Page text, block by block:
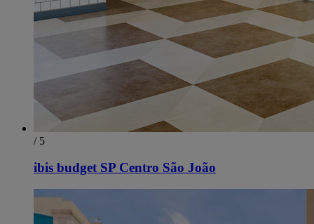
/ 5
ibis budget SP Centro São João